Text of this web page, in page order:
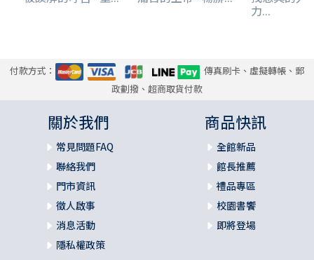
力...
付款方式：
傳真刷卡、虛擬轉帳、郵
政劃撥、超商取貨付款
關於我們
常見問題FAQ
聯絡我們
門市資訊
徵人啟事
消息活動
隱私權政策
商品快訊
全館新品
館長推薦
禮品專區
校園書饗
即將登場